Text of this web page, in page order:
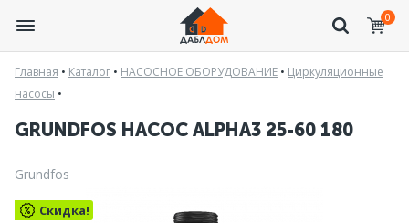
0
Главная • Каталог • НАСОСНОЕ ОБОРУДОВАНИЕ • Циркуляционные
насосы •
GRUNDFOS НАСОС ALPHA3 25-60 180
Grundfos
Скидка!